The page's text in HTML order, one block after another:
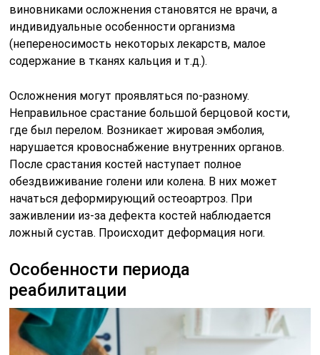
виновниками осложнения становятся не врачи, а
индивидуальные особенности организма
(непереносимость некоторых лекарств, малое
содержание в тканях кальция и т.д.).
Осложнения могут проявляться по-разному.
Неправильное срастание большой берцовой кости,
где был перелом. Возникает жировая эмболия,
нарушается кровоснабжение внутренних органов.
После срастания костей наступает полное
обездвиживание голени или колена. В них может
начаться деформирующий остеоартроз. При
заживлении из-за дефекта костей наблюдается
ложный сустав. Происходит деформация ноги.
Особенности периода
реабилитации